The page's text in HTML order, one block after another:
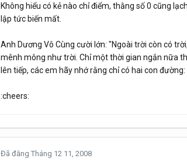
Không hiểu có kẻ nào chỉ điểm, thằng số 0 cũng
lập tức biến mất.
Anh Dương Vô Cùng cười lớn: "Ngoài trời còn có
mênh mông như trời. Chỉ một thời gian ngắn nữa
lên tiếp, các em hãy nhớ rằng chỉ có hai con
:cheers:
Đã đăng Tháng 12 11, 2008